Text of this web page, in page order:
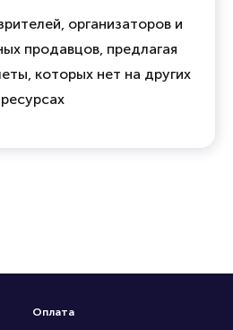
организаторов и
продавцов, предлагая
которых нет на других
ресурсах
Оплата